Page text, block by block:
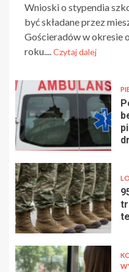
Wnioski o stypendia
być składane przez
Gościeradów w okresie
roku....Czytaj dalej